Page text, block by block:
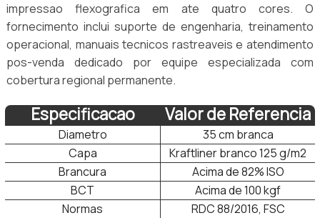
impressao flexografica em ate quatro cores. O
fornecimento inclui suporte de engenharia, treinamento
operacional, manuais tecnicos rastreaveis e atendimento
pos-venda dedicado por equipe especializada com
cobertura regional permanente.
Especificacao Valor de Referencia
Diametro
35 cm branca
Capa
Kraftliner branco 125 g/m2
Brancura
Acima de 82% ISO
BCT
Acima de 100 kgf
Normas
RDC 88/2016, FSC